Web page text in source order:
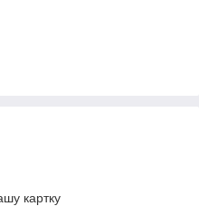
картку